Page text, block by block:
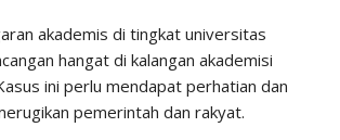
akademis di tingkat universitas
hangat di kalangan akademisi
ini perlu mendapat perhatian dan
pemerintah dan rakyat.